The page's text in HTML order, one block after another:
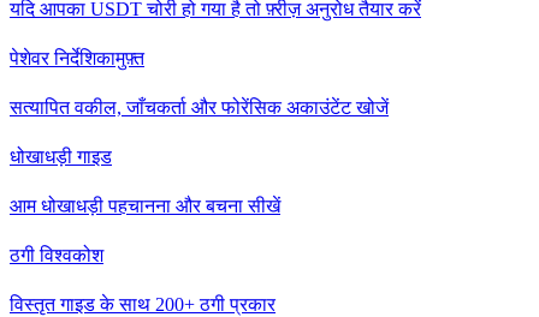
यदि आपका USDT चोरी हो गया है तो फ़्रीज़ अनुरोध तैयार करें
पेशेवर निर्देशिकामुफ़्त
सत्यापित वकील, जाँचकर्ता और फोरेंसिक अकाउंटेंट खोजें
धोखाधड़ी गाइड
आम धोखाधड़ी पहचानना और बचना सीखें
ठगी विश्वकोश
विस्तृत गाइड के साथ 200+ ठगी प्रकार